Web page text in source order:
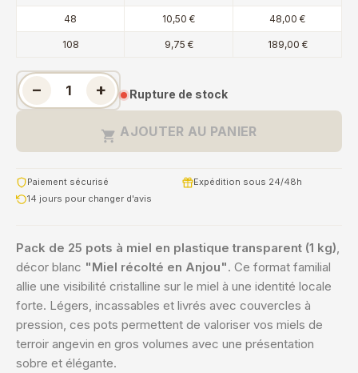
48 10,50 € 48,00 €
108 9,75 € 189,00 €
− + Rupture de stock
 AJOUTER AU PANIER
Paiement sécurisé
Expédition sous 24/48h
14 jours pour changer d'avis
Pack de 25 pots à miel en plastique transparent (1 kg),
décor blanc "Miel récolté en Anjou". Ce format familial
allie une visibilité cristalline sur le miel à une identité locale
forte. Légers, incassables et livrés avec couvercles à
pression, ces pots permettent de valoriser vos miels de
terroir angevin en gros volumes avec une présentation
sobre et élégante.